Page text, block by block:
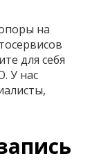
на
для себя
У нас